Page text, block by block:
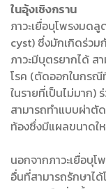
ในอุ้งเชิงกราน
ภาวะเยื่อบุโพรงมด
cyst) ซึ่งมักเกิดร่วม
ภาวะมีบุตรยากได้ ส
โรค (ตัดออกในกรณี
ในรายที่เป็นไม่มาก)
สามารถทำแบบผ่าตั
ท้องซึ่งมีแผลขนาด
นอกจากภาวะเยื่อบุ
อื่นที่สามารถรักษาไ